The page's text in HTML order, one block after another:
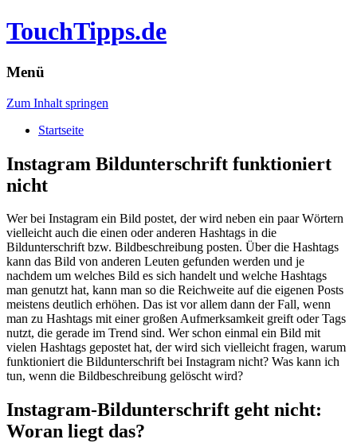
TouchTipps.de
Menü
Zum Inhalt springen
Startseite
Instagram Bildunterschrift funktioniert
nicht
Wer bei Instagram ein Bild postet, der wird neben ein paar Wörtern
vielleicht auch die einen oder anderen Hashtags in die
Bildunterschrift bzw. Bildbeschreibung posten. Über die Hashtags
kann das Bild von anderen Leuten gefunden werden und je
nachdem um welches Bild es sich handelt und welche Hashtags
man genutzt hat, kann man so die Reichweite auf die eigenen Posts
meistens deutlich erhöhen. Das ist vor allem dann der Fall, wenn
man zu Hashtags mit einer großen Aufmerksamkeit greift oder Tags
nutzt, die gerade im Trend sind. Wer schon einmal ein Bild mit
vielen Hashtags gepostet hat, der wird sich vielleicht fragen, warum
funktioniert die Bildunterschrift bei Instagram nicht? Was kann ich
tun, wenn die Bildbeschreibung gelöscht wird?
Instagram-Bildunterschrift geht nicht:
Woran liegt das?